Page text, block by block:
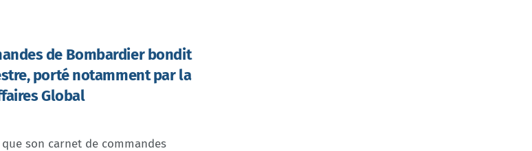
de Bombardier bondit
porté notamment par la
Global
son carnet de commandes